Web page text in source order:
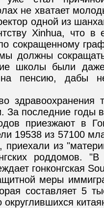
не хватает
одной из
Xinhua, что
сокращенному
должны
школы были
пенсию, дабы
За последние
приезжают в
19538 из 57100
приехали из
роддомов.
гонконгская
меры
составляет 5